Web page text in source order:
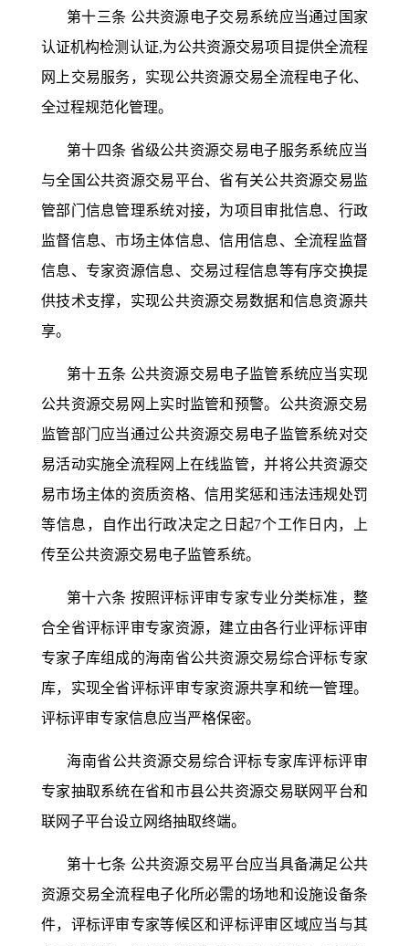
第十三条 公共资源电子交易系统应当通过国家
认证机构检测认证,为公共资源交易项目提供全流程
网上交易服务，实现公共资源交易全流程电子化、
全过程规范化管理。
第十四条 省级公共资源交易电子服务系统应当
与全国公共资源交易平台、省有关公共资源交易监
管部门信息管理系统对接，为项目审批信息、行政
监督信息、市场主体信息、信用信息、全流程监督
信息、专家资源信息、交易过程信息等有序交换提
供技术支撑，实现公共资源交易数据和信息资源共
享。
第十五条 公共资源交易电子监管系统应当实现
公共资源交易网上实时监管和预警。公共资源交易
监管部门应当通过公共资源交易电子监管系统对交
易活动实施全流程网上在线监管，并将公共资源交
易市场主体的资质资格、信用奖惩和违法违规处罚
等信息，自作出行政决定之日起7个工作日内，上
传至公共资源交易电子监管系统。
第十六条 按照评标评审专家专业分类标准，整
合全省评标评审专家资源，建立由各行业评标评审
专家子库组成的海南省公共资源交易综合评标专家
库，实现全省评标评审专家资源共享和统一管理。
评标评审专家信息应当严格保密。
海南省公共资源交易综合评标专家库评标评审
专家抽取系统在省和市县公共资源交易联网平台和
联网子平台设立网络抽取终端。
第十七条 公共资源交易平台应当具备满足公共
资源交易全流程电子化所必需的场地和设施设备条
件，评标评审专家等候区和评标评审区域应当与其